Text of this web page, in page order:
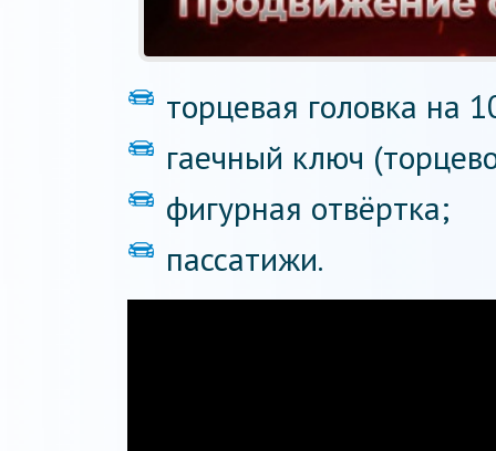
торцевая головка на
гаечный ключ
фигурная отвёртка;
пассатижи.